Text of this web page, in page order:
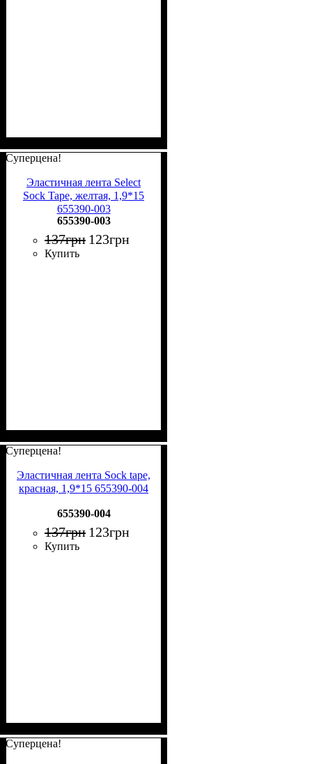
Суперцена!
Эластичная лента Select
Sock Tape, желтая, 1,9*15
655390-003
655390-003
137грн 123грн
Купить
Суперцена!
Эластичная лента Sock tape,
красная, 1,9*15 655390-004
655390-004
137грн 123грн
Купить
Суперцена!